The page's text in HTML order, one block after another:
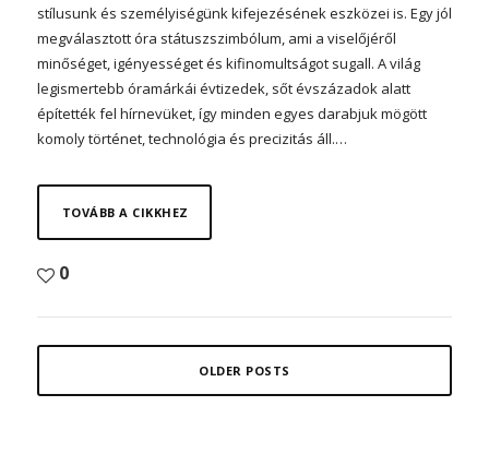
stílusunk és személyiségünk kifejezésének eszközei is. Egy jól
megválasztott óra státuszszimbólum, ami a viselőjéről
minőséget, igényességet és kifinomultságot sugall. A világ
legismertebb óramárkái évtizedek, sőt évszázadok alatt
építették fel hírnevüket, így minden egyes darabjuk mögött
komoly történet, technológia és precizitás áll.…
TOVÁBB A CIKKHEZ
0
OLDER POSTS